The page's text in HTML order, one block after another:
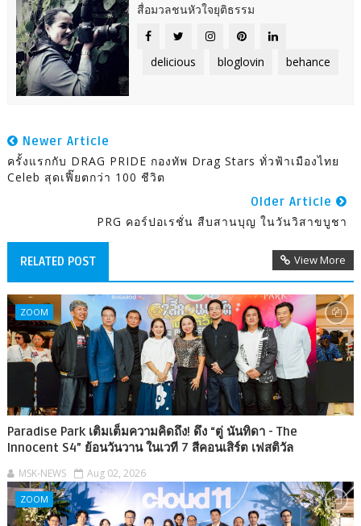
สื่อมวลชนหัวใจยุติธรรม
delicious bloglovin behance
Newer Article
ครั้งแรกกับ DRAG PRIDE กองทัพ Drag Stars ทั่วฟ้าเมืองไทย
Celeb สุดเฟี๊ยตกว่า 100 ชีวิต
Older Article
PRG คอร์ปอเรชั่น สืบสานบุญ ในวันวิสาขบูชา
RELATED POST View More
ZOOM
Paradise Park เติมเต็มความคิดถึง! ดึง “ตู่ นันทิดา - The
Innocent S4” ย้อนวันวาน ในเวที 7 สีคอนเสิร์ต เฟสติวัล
MSK-NEWS Aug 02, 2026
ZOOM